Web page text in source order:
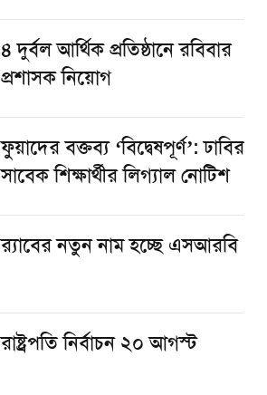
৪ দুর্বল আর্থিক প্রতিষ্ঠানে রবিবার
প্রশাসক নিয়োগ
ফুয়াদের বক্তব্য ‘বিদ্বেষপূর্ণ’: ঢাবির
সাবেক শিক্ষার্থীর লিগ্যাল নোটিশ
র‌্যাবের নতুন নাম হচ্ছে এসআরবি
রাষ্ট্রপতি নির্বাচন ২০ আগস্ট